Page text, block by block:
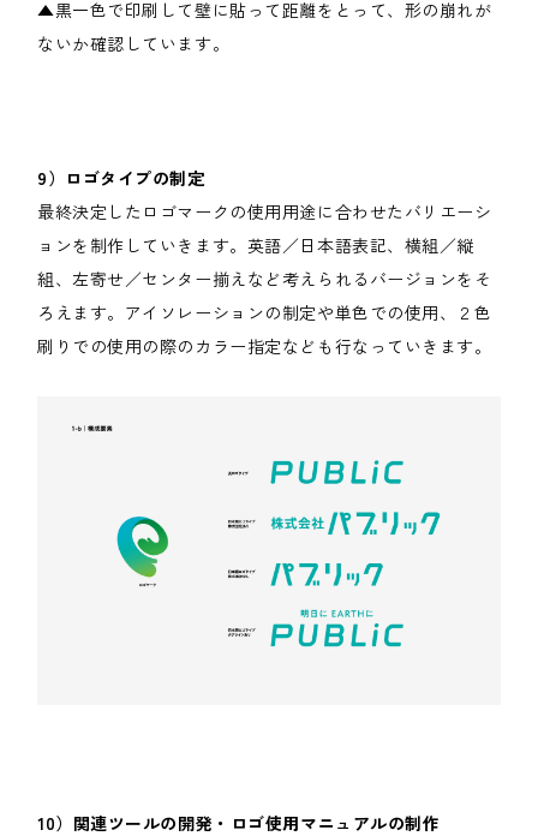
▲黒一色で印刷して壁に貼って距離をとって、形の崩れが
ないか確認しています。
9）ロゴタイプの制定
最終決定したロゴマークの使用用途に合わせたバリエーシ
ョンを制作していきます。英語／日本語表記、横組／縦
組、左寄せ／センター揃えなど考えられるバージョンをそ
ろえます。アイソレーションの制定や単色での使用、２色
刷りでの使用の際のカラー指定なども行なっていきます。
10）関連ツールの開発・ロゴ使用マニュアルの制作